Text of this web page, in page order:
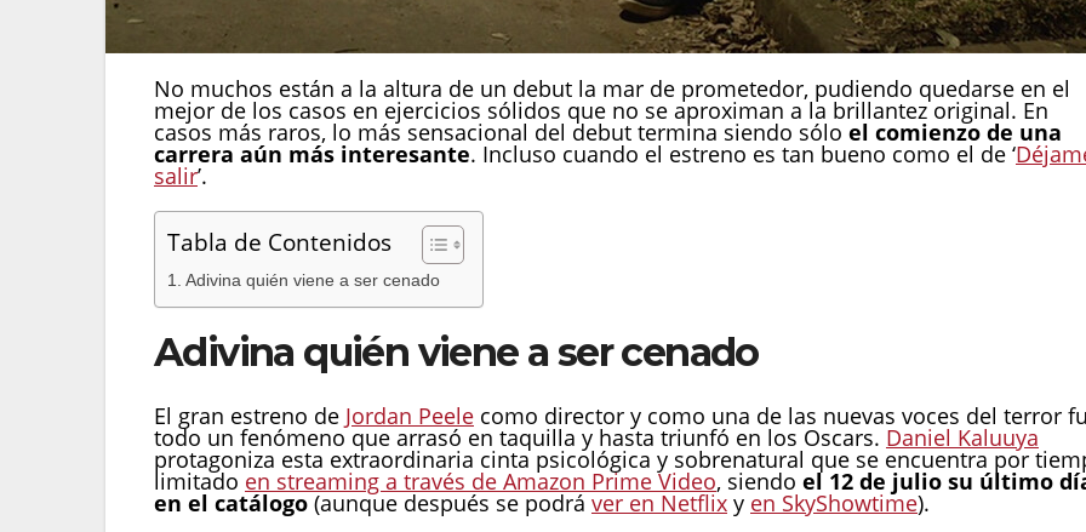
No muchos están a la altura de un debut la mar de prometedor, pudiendo quedarse en el
mejor de los casos en ejercicios sólidos que no se aproximan a la brillantez original. En
casos más raros, lo más sensacional del debut termina siendo sólo el comienzo de una
carrera aún más interesante. Incluso cuando el estreno es tan bueno como el de ‘
salir’.
Tabla de Contenidos
Adivina quién viene a ser cenado
Adivina quién viene a ser cenado
El gran estreno de Jordan Peele como director y como una de las nuevas voces del terror
todo un fenómeno que arrasó en taquilla y hasta triunfó en los Oscars. Daniel Kaluuya
protagoniza esta extraordinaria cinta psicológica y sobrenatural que se encuentra por
limitado en streaming a través de Amazon Prime Video, siendo el 12 de julio su último
en el catálogo (aunque después se podrá ver en Netflix y en SkyShowtime).